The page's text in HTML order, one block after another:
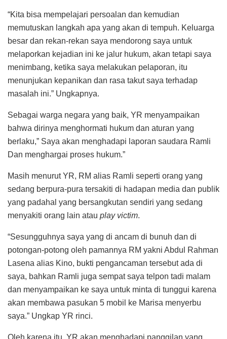
“Kita bisa mempelajari persoalan dan kemudian
memutuskan langkah apa yang akan di tempuh. Keluarga
besar dan rekan-rekan saya mendorong saya untuk
melaporkan kejadian ini ke jalur hukum, akan tetapi saya
menimbang, ketika saya melakukan pelaporan, itu
menunjukan kepanikan dan rasa takut saya terhadap
masalah ini.” Ungkapnya.
Sebagai warga negara yang baik, YR menyampaikan
bahwa dirinya menghormati hukum dan aturan yang
berlaku,” Saya akan menghadapi laporan saudara Ramli
Dan menghargai proses hukum.”
Masih menurut YR, RM alias Ramli seperti orang yang
sedang berpura-pura tersakiti di hadapan media dan publik
yang padahal yang bersangkutan sendiri yang sedang
menyakiti orang lain atau play victim.
“Sesungguhnya saya yang di ancam di bunuh dan di
potongan-potong oleh pamannya RM yakni Abdul Rahman
Lasena alias Kino, bukti pengancaman tersebut ada di
saya, bahkan Ramli juga sempat saya telpon tadi malam
dan menyampaikan ke saya untuk minta di tunggui karena
akan membawa pasukan 5 mobil ke Marisa menyerbu
saya.” Ungkap YR rinci.